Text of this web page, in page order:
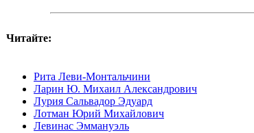
Читайте:
Рита Леви-Монтальчини
Ларин Ю. Михаил Александрович
Лурия Сальвадор Эдуард
Лотман Юрий Михайлович
Левинас Эммануэль